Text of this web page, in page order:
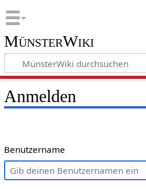
MünsterWiki
Anmelden
Benutzername